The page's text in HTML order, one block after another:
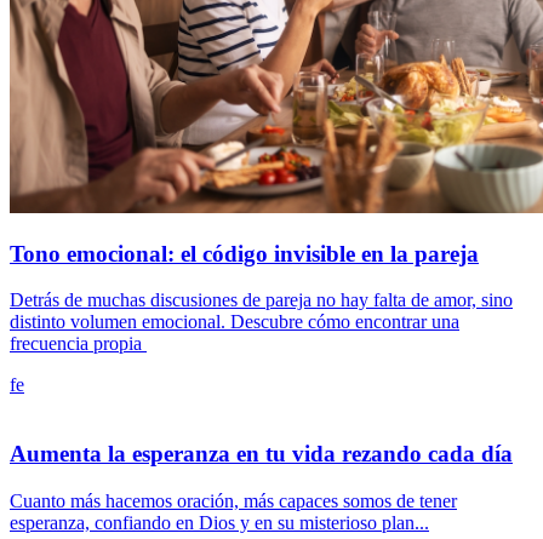
Tono emocional: el código invisible en la pareja
Detrás de muchas discusiones de pareja no hay falta de amor, sino
distinto volumen emocional. Descubre cómo encontrar una
frecuencia propia
fe
Aumenta la esperanza en tu vida rezando cada día
Cuanto más hacemos oración, más capaces somos de tener
esperanza, confiando en Dios y en su misterioso plan...